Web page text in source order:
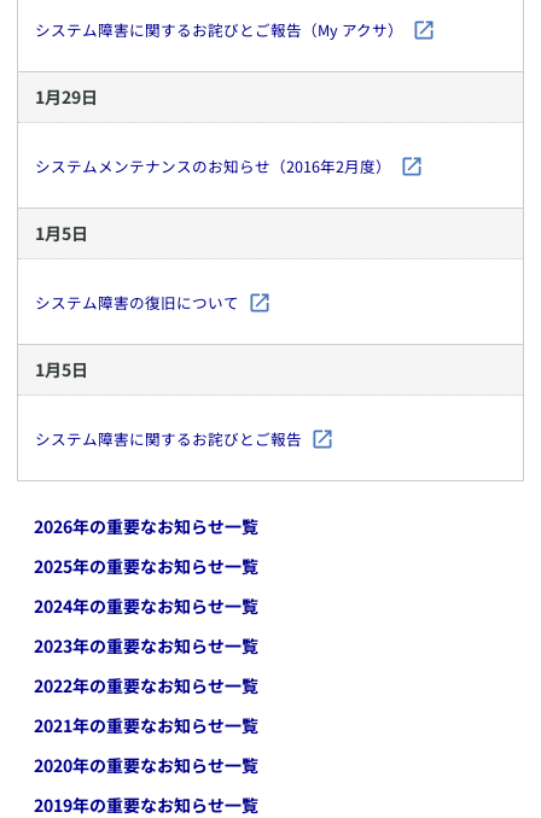
システム障害に関するお詫びとご報告（My アクサ）
1月29日
システムメンテナンスのお知らせ（2016年2月度）
1月5日
システム障害の復旧について
1月5日
システム障害に関するお詫びとご報告
2026年の重要なお知らせ一覧
2025年の重要なお知らせ一覧
2024年の重要なお知らせ一覧
2023年の重要なお知らせ一覧
2022年の重要なお知らせ一覧
2021年の重要なお知らせ一覧
2020年の重要なお知らせ一覧
2019年の重要なお知らせ一覧